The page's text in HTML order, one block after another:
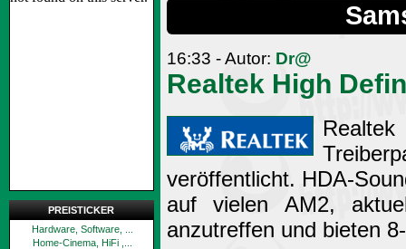
PREISTICKER
Hardware, Software, ...
Home-Cinema, HiFi ,...
16:33 - Autor: Dr@
Realtek High
veröffentlicht. HDA-
auf vielen AM2,
anzutreffen und bieten